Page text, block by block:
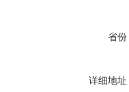
省份
详细地址